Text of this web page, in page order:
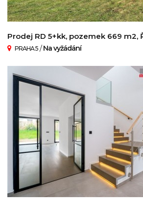
Prodej RD 5+kk, pozemek 669 m2,
PRAHA 5 /Na vyžádání